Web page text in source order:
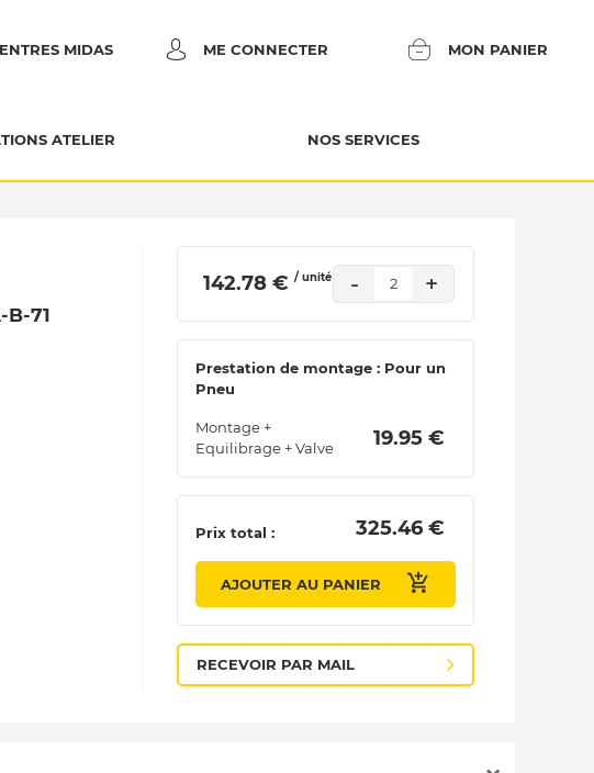
MIDAS ME CONNECTER MON PANIER
ATELIER NOS SERVICES
B-71
142.78 € / unité - 2 +
Prestation de montage : Pour un
Pneu
Montage +
Equilibrage + Valve
19.95 €
Prix total : 325.46 €
AJOUTER AU PANIER
RECEVOIR PAR MAIL